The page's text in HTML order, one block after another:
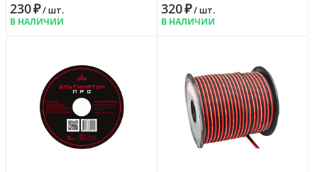
230₽/ шт.
В НАЛИЧИИ
320₽/ шт.
В НАЛИЧИИ